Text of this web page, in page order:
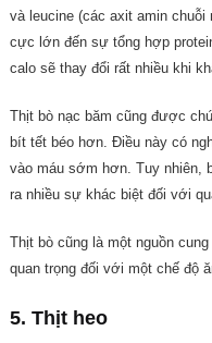
và leucine (các axit amin
cực lớn đến sự tổng hợp
calo sẽ thay đổi rất nhiều khi
Thịt bò nạc băm cũng được
bít tết béo hơn. Điều này có
vào máu sớm hơn. Tuy nhiên,
ra nhiều sự khác biệt đối với
Thịt bò cũng là một nguồn
quan trọng đối với một chế độ
5. Thịt heo